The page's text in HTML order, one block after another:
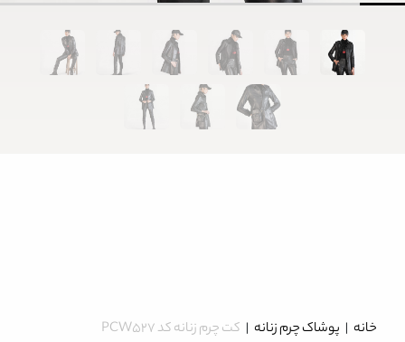
خانه | پوشاک چرم زنانه| کت چرم زنانه کد PCW527